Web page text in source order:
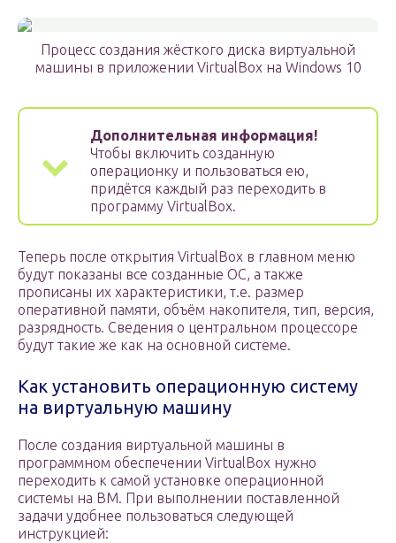
Процесс создания жёсткого диска виртуальной
машины в приложении VirtualBox на Windows 10
Дополнительная информация!
Чтобы включить созданную
операционку и пользоваться ею,
придётся каждый раз переходить в
программу VirtualBox.
Теперь после открытия VirtualBox в главном меню
будут показаны все созданные ОС, а также
прописаны их характеристики, т.е. размер
оперативной памяти, объём накопителя, тип, версия,
разрядность. Сведения о центральном процессоре
будут такие же как на основной системе.
Как установить операционную систему
на виртуальную машину
После создания виртуальной машины в
программном обеспечении VirtualBox нужно
переходить к самой установке операционной
системы на ВМ. При выполнении поставленной
задачи удобнее пользоваться следующей
инструкцией: